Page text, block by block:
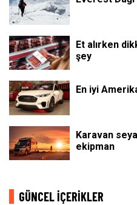
Et alırken
şey
En iyi
Karavan
ekipman
GÜNCEL İÇERİKLER